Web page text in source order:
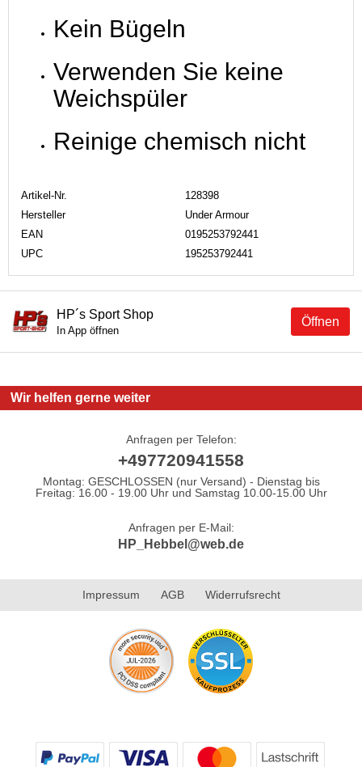
Kein Bügeln
Verwenden Sie keine
Weichspüler
Reinige chemisch nicht
Artikel-Nr.
128398
Hersteller
Under Armour
EAN
0195253792441
UPC
195253792441
Öffnen
HP´s Sport Shop
In App öffnen
Wir helfen gerne weiter
Anfragen per Telefon:
+497720941558
Montag: GESCHLOSSEN (nur Versand) - Dienstag bis
Freitag: 16.00 - 19.00 Uhr und Samstag 10.00-15.00 Uhr
Anfragen per E-Mail:
HP_Hebbel@web.de
Impressum AGB Widerrufsrecht